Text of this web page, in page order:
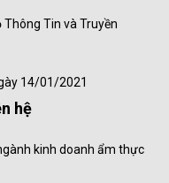
Thông Tin và Truyền
14/01/2021
hệ
kinh doanh ẩm thực